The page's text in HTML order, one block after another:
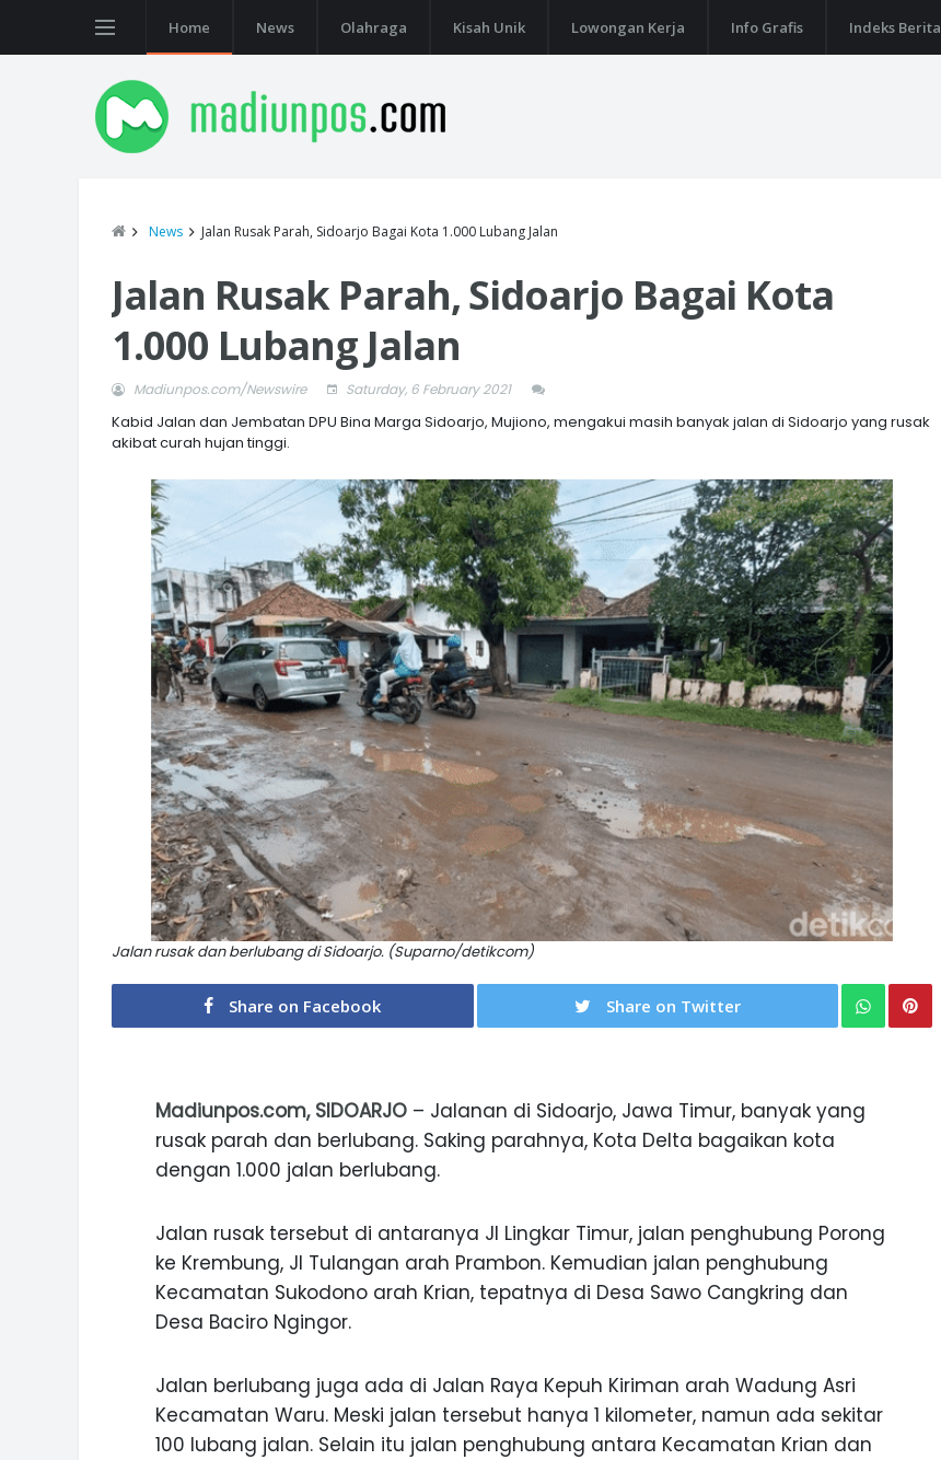
Home News Olahraga Kisah Unik Lowongan Kerja Info Grafis Indeks Berita
News Jalan Rusak Parah, Sidoarjo Bagai Kota 1.000 Lubang Jalan
Jalan Rusak Parah, Sidoarjo Bagai Kota
1.000 Lubang Jalan
Madiunpos.com/Newswire Saturday, 6 February 2021
Kabid Jalan dan Jembatan DPU Bina Marga Sidoarjo, Mujiono, mengakui masih banyak jalan di Sidoarjo yang rusak
akibat curah hujan tinggi.
Jalan rusak dan berlubang di Sidoarjo. (Suparno/detikcom)
Share on Facebook Share on Twitter
Madiunpos.com, SIDOARJO – Jalanan di Sidoarjo, Jawa Timur, banyak yang
rusak parah dan berlubang. Saking parahnya, Kota Delta bagaikan kota
dengan 1.000 jalan berlubang.
Jalan rusak tersebut di antaranya Jl Lingkar Timur, jalan penghubung Porong
ke Krembung, Jl Tulangan arah Prambon. Kemudian jalan penghubung
Kecamatan Sukodono arah Krian, tepatnya di Desa Sawo Cangkring dan
Desa Baciro Ngingor.
Jalan berlubang juga ada di Jalan Raya Kepuh Kiriman arah Wadung Asri
Kecamatan Waru. Meski jalan tersebut hanya 1 kilometer, namun ada sekitar
100 lubang jalan. Selain itu jalan penghubung antara Kecamatan Krian dan